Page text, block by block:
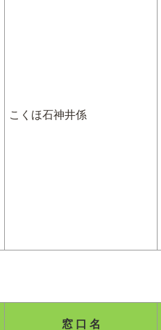
こくほ石神井係
窓 口 名